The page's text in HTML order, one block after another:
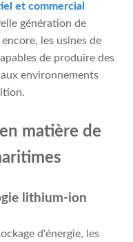
et commercial
génération de
les usines de
de produire des
environnements
matière de
lithium-ion
d'énergie, les